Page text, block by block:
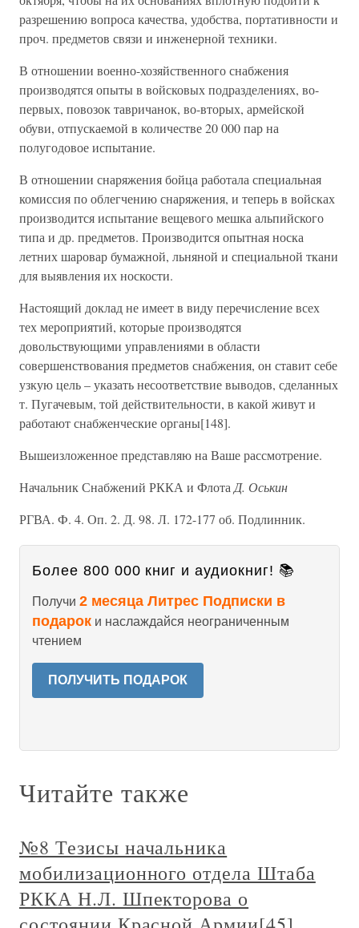
разрешению вопроса качества, удобства, портативности и
проч. предметов связи и инженерной техники.
В отношении военно-хозяйственного снабжения
производятся опыты в войсковых подразделениях, во-
первых, повозок тавричанок, во-вторых, армейской
обуви, отпускаемой в количестве 20 000 пар на
полугодовое испытание.
В отношении снаряжения бойца работала специальная
комиссия по облегчению снаряжения, и теперь в войсках
производится испытание вещевого мешка альпийского
типа и др. предметов. Производится опытная носка
летних шаровар бумажной, льняной и специальной ткани
для выявления их носкости.
Настоящий доклад не имеет в виду перечисление всех
тех мероприятий, которые производятся
довольствующими управлениями в области
совершенствования предметов снабжения, он ставит себе
узкую цель – указать несоответствие выводов, сделанных
т. Пугачевым, той действительности, в какой живут и
работают снабженческие органы[148].
Вышеизложенное представляю на Ваше рассмотрение.
Начальник Снабжений РККА и Флота Д. Оськин
РГВА. Ф. 4. Оп. 2. Д. 98. Л. 172-177 об. Подлинник.
Более 800 000 книг и аудиокниг! 📚
Получи 2 месяца Литрес Подписки в
подарок и наслаждайся неограниченным
чтением
ПОЛУЧИТЬ ПОДАРОК
Читайте также
№8 Тезисы начальника
мобилизационного отдела Штаба
РККА Н.Л. Шпекторова о